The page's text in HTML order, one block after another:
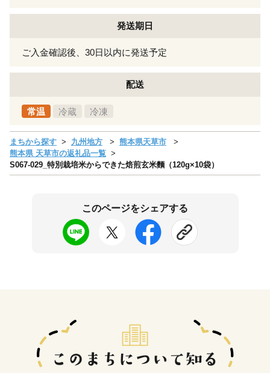
発送期日
ご入金確認後、30日以内に発送予定
配送
常温 冷蔵 冷凍
まちから探す 九州地方
熊本県天草市
熊本県 天草市の返礼品一覧
S067-029_特別栽培米からできた焙煎玄米麵（120g×10袋）
このページをシェアする